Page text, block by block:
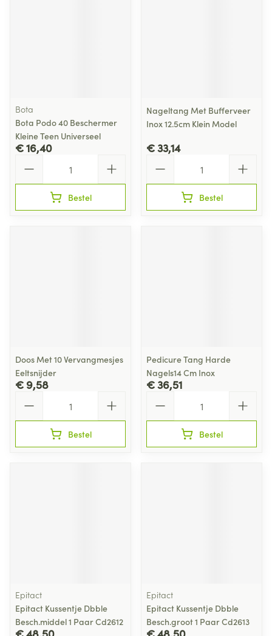
Bota
Bota Podo 40 Beschermer
Kleine Teen Universeel
€ 16,40
Bestel
Nageltang Met Bufferveer
Inox 12.5cm Klein Model
€ 33,14
Bestel
Doos Met 10 Vervangmesjes
Eeltsnijder
€ 9,58
Bestel
Pedicure Tang Harde
Nagels14 Cm Inox
€ 36,51
Bestel
Epitact
Epitact Kussentje Dbble
Besch.middel 1 Paar Cd2612
Epitact
Epitact Kussentje Dbble
Besch.groot 1 Paar Cd2613